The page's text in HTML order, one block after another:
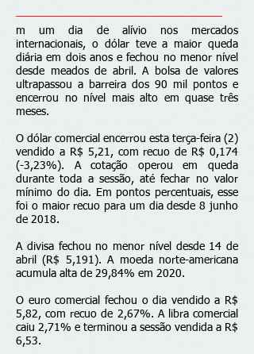
m um dia de alívio nos mercados
internacionais, o dólar teve a maior queda
diária em dois anos e fechou no menor nível
desde meados de abril. A bolsa de valores
ultrapassou a barreira dos 90 mil pontos e
encerrou no nível mais alto em quase três
meses.
O dólar comercial encerrou esta terça-feira (2)
vendido a R$ 5,21, com recuo de R$ 0,174
(-3,23%). A cotação operou em queda
durante toda a sessão, até fechar no valor
mínimo do dia. Em pontos percentuais, esse
foi o maior recuo para um dia desde 8 junho
de 2018.
A divisa fechou no menor nível desde 14 de
abril (R$ 5,191). A moeda norte-americana
acumula alta de 29,84% em 2020.
O euro comercial fechou o dia vendido a R$
5,82, com recuo de 2,67%. A libra comercial
caiu 2,71% e terminou a sessão vendida a R$
6,53.